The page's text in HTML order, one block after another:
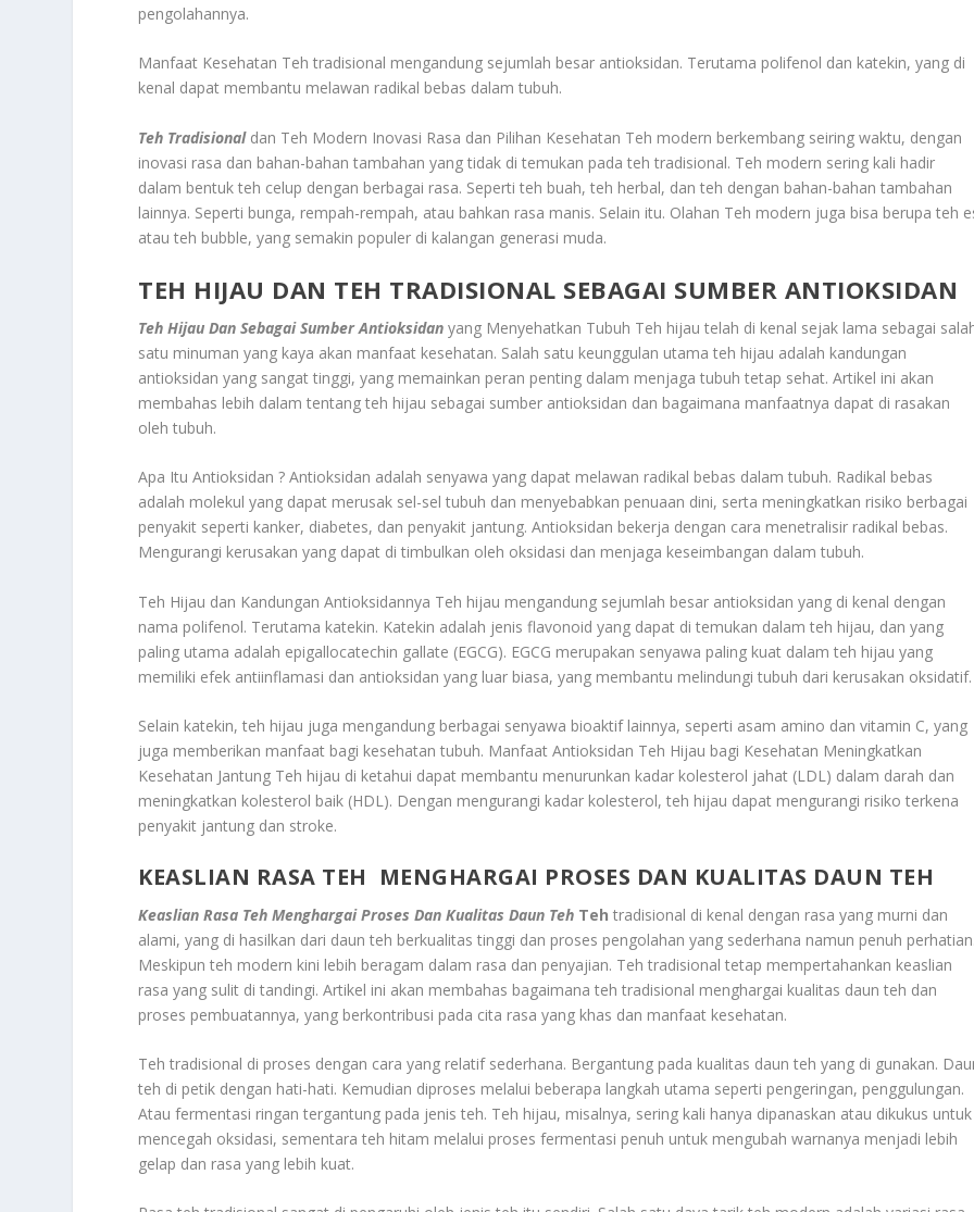
pengolahannya.
Manfaat Kesehatan Teh tradisional mengandung sejumlah besar antioksidan. Terutama polifenol dan katekin, yang di
kenal dapat membantu melawan radikal bebas dalam tubuh.
Teh Tradisionaldan Teh Modern Inovasi Rasa dan Pilihan Kesehatan Teh modern berkembang seiring waktu, dengan
inovasi rasa dan bahan-bahan tambahan yang tidak di temukan pada teh tradisional. Teh modern sering kali hadir
dalam bentuk teh celup dengan berbagai rasa. Seperti teh buah, teh herbal, dan teh dengan bahan-bahan tambahan
lainnya. Seperti bunga, rempah-rempah, atau bahkan rasa manis. Selain itu. Olahan Teh modern juga bisa berupa teh
atau teh bubble, yang semakin populer di kalangan generasi muda.
TEH HIJAU DAN TEH TRADISIONAL SEBAGAI SUMBER ANTIOKSIDAN
Teh Hijau Dan Sebagai Sumber Antioksidan yang Menyehatkan Tubuh Teh hijau telah di kenal sejak lama sebagai
satu minuman yang kaya akan manfaat kesehatan. Salah satu keunggulan utama teh hijau adalah kandungan
antioksidan yang sangat tinggi, yang memainkan peran penting dalam menjaga tubuh tetap sehat. Artikel ini akan
membahas lebih dalam tentang teh hijau sebagai sumber antioksidan dan bagaimana manfaatnya dapat di rasakan
oleh tubuh.
Apa Itu Antioksidan ? Antioksidan adalah senyawa yang dapat melawan radikal bebas dalam tubuh. Radikal bebas
adalah molekul yang dapat merusak sel-sel tubuh dan menyebabkan penuaan dini, serta meningkatkan risiko berbagai
penyakit seperti kanker, diabetes, dan penyakit jantung. Antioksidan bekerja dengan cara menetralisir radikal bebas.
Mengurangi kerusakan yang dapat di timbulkan oleh oksidasi dan menjaga keseimbangan dalam tubuh.
Teh Hijau dan Kandungan Antioksidannya Teh hijau mengandung sejumlah besar antioksidan yang di kenal dengan
nama polifenol. Terutama katekin. Katekin adalah jenis flavonoid yang dapat di temukan dalam teh hijau, dan yang
paling utama adalah epigallocatechin gallate (EGCG). EGCG merupakan senyawa paling kuat dalam teh hijau yang
memiliki efek antiinflamasi dan antioksidan yang luar biasa, yang membantu melindungi tubuh dari kerusakan oksidatif.
Selain katekin, teh hijau juga mengandung berbagai senyawa bioaktif lainnya, seperti asam amino dan vitamin C, yang
juga memberikan manfaat bagi kesehatan tubuh. Manfaat Antioksidan Teh Hijau bagi Kesehatan Meningkatkan
Kesehatan Jantung Teh hijau di ketahui dapat membantu menurunkan kadar kolesterol jahat (LDL) dalam darah dan
meningkatkan kolesterol baik (HDL). Dengan mengurangi kadar kolesterol, teh hijau dapat mengurangi risiko terkena
penyakit jantung dan stroke.
KEASLIAN RASA TEH MENGHARGAI PROSES DAN KUALITAS DAUN TEH
Keaslian Rasa Teh Menghargai Proses Dan Kualitas Daun Teh Teh tradisional di kenal dengan rasa yang murni dan
alami, yang di hasilkan dari daun teh berkualitas tinggi dan proses pengolahan yang sederhana namun penuh
Meskipun teh modern kini lebih beragam dalam rasa dan penyajian. Teh tradisional tetap mempertahankan keaslian
rasa yang sulit di tandingi. Artikel ini akan membahas bagaimana teh tradisional menghargai kualitas daun teh dan
proses pembuatannya, yang berkontribusi pada cita rasa yang khas dan manfaat kesehatan.
Teh tradisional di proses dengan cara yang relatif sederhana. Bergantung pada kualitas daun teh yang di gunakan.
teh di petik dengan hati-hati. Kemudian diproses melalui beberapa langkah utama seperti pengeringan, penggulungan.
Atau fermentasi ringan tergantung pada jenis teh. Teh hijau, misalnya, sering kali hanya dipanaskan atau dikukus untuk
mencegah oksidasi, sementara teh hitam melalui proses fermentasi penuh untuk mengubah warnanya menjadi lebih
gelap dan rasa yang lebih kuat.